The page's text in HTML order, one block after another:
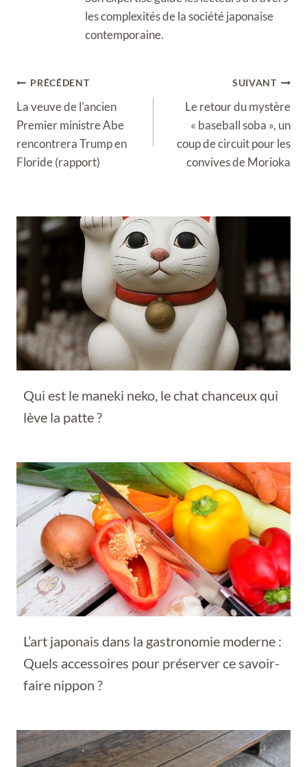
les complexités de la société japonaise
contemporaine.
Navigation
de
l’article
PRÉCÉDENT
La veuve de l'ancien
Premier ministre Abe
rencontrera Trump en
Floride (rapport)
SUIVANT
Le retour du mystère
« baseball soba », un
coup de circuit pour les
convives de Morioka
Qui est le maneki neko, le chat chanceux qui
lève la patte ?
L’art japonais dans la gastronomie moderne :
Quels accessoires pour préserver ce savoir-
faire nippon ?